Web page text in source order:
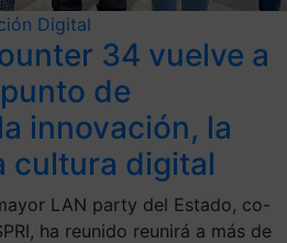
Digital
34 vuelve a
de
innovación, la
cultura digital
LAN party del Estado, co-
ha reunido reunirá a más de